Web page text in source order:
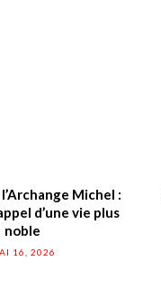
Michel :
d’une vie plus
noble
16, 2026